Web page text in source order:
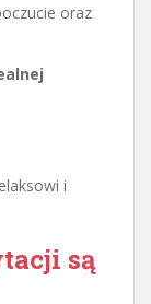
oraz
i
są